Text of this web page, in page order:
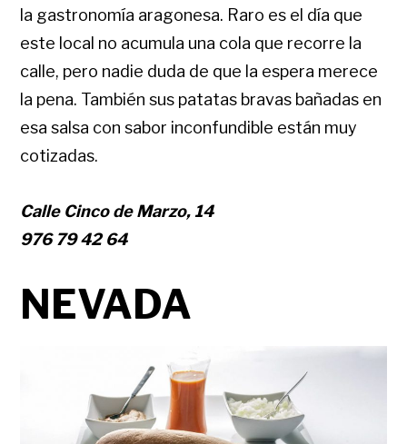
la gastronomía aragonesa. Raro es el día que
este local no acumula una cola que recorre la
calle, pero nadie duda de que la espera merece
la pena. También sus patatas bravas bañadas en
esa salsa con sabor inconfundible están muy
cotizadas.
Calle Cinco de Marzo, 14
976 79 42 64
NEVADA